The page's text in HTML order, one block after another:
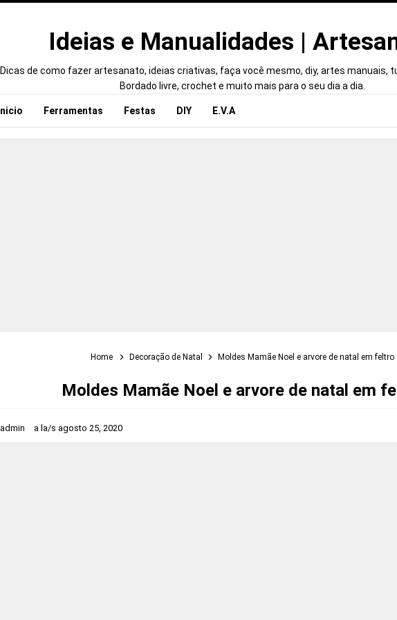
Ideias e Manualidades |
Dicas de como fazer artesanato, ideias criativas, faça você mesmo, diy, artes manuais,
Bordado livre, crochet e muito mais para o seu dia a dia.
Inicio Ferramentas Festas DIY E.V.A
Home Decoração de Natal Moldes Mamãe Noel e arvore de natal em feltro
Moldes Mamãe Noel e arvore de natal em
admin a la/s agosto 25, 2020